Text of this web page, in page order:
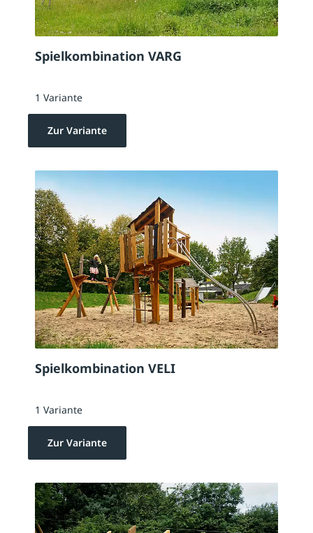
Spielkombination VARG
1 Variante
Zur Variante
Spielkombination VELI
1 Variante
Zur Variante